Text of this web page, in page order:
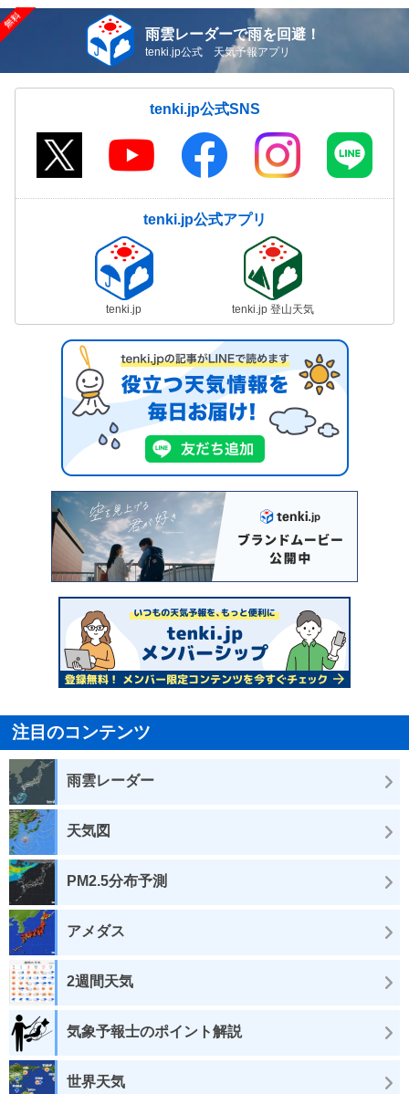
雨雲レーダーで雨を回避！
tenki.jp公式 天気予報アプリ
tenki.jp公式SNS
tenki.jp公式アプリ
tenki.jp tenki.jp 登山天気
注目のコンテンツ
雨雲レーダー
天気図
PM2.5分布予測
アメダス
2週間天気
気象予報士のポイント解説
世界天気